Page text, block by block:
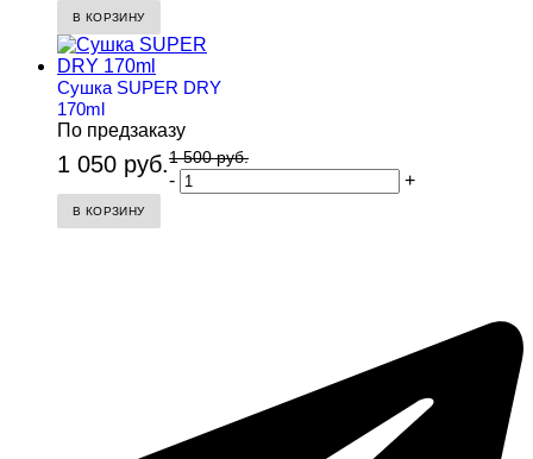
В КОРЗИНУ
Сушка SUPER DRY
170ml
По предзаказу
1 050 руб.1 500 руб.
- +
В КОРЗИНУ